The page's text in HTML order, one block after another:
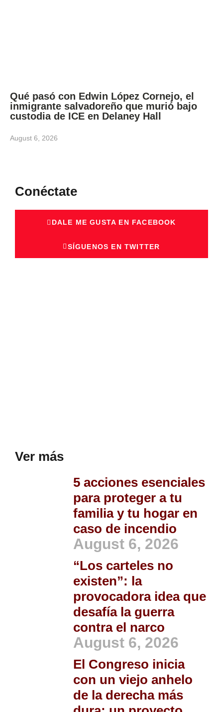
Qué pasó con Edwin López Cornejo, el
inmigrante salvadoreño que murió bajo
custodia de ICE en Delaney Hall
August 6, 2026
Conéctate
DALE ME GUSTA EN FACEBOOK
SÍGUENOS EN TWITTER
Ver más
5 acciones esenciales
para proteger a tu
familia y tu hogar en
caso de incendio
August 6, 2026
“Los carteles no
existen”: la
provocadora idea que
desafía la guerra
contra el narco
August 6, 2026
El Congreso inicia
con un viejo anhelo
de la derecha más